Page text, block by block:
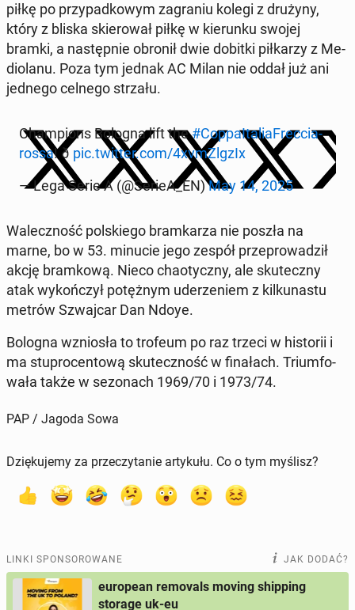
piłkę po przy­pad­ko­wym za­gra­niu kolegi z drużyny,
który z bliska skie­ro­wał piłkę w kie­run­ku swojej
bramki, a na­stęp­nie obronił dwie dobitki pił­ka­rzy z Me­
dio­la­nu. Poza tym jednak AC Milan nie oddał już ani
jednego celnego strzału.
Cham­pions Bologna lift the#Cop­pa­Ita­lia­Frec­cia­
ros­sa! ð pic.twitter.com/4xvm­Zlg­zIx
— Lega Serie A (@SerieA_EN)May 14, 2025
Wa­lecz­ność pol­skie­go bram­ka­rza nie poszła na
marne, bo w 53. minucie jego zespół prze­pro­wa­dził
akcję bram­ko­wą. Nieco cha­otycz­ny, ale sku­tecz­ny
atak wy­koń­czył po­tęż­nym ude­rze­niem z kil­ku­na­stu
metrów Szwaj­car Dan Ndoye.
Bologna wznio­sła to trofeum po raz trzeci w hi­sto­rii i
ma stu­pro­cen­to­wą sku­tecz­ność w fi­na­łach. Trium­fo­
wa­ła także w se­zo­nach 1969/70 i 1973/74.
PAP / Jagoda Sowa
Dziękujemy za przeczytanie artykułu. Co o tym myślisz?
LINKI SPONSOROWANE JAK DODAĆ?
european removals moving shipping
storage uk-eu